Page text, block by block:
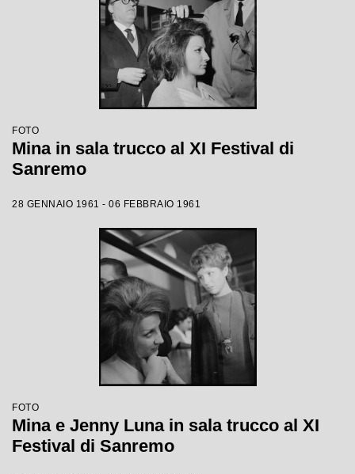
FOTO
Mina in sala trucco al XI Festival di
Sanremo
28 GENNAIO 1961 - 06 FEBBRAIO 1961
FOTO
Mina e Jenny Luna in sala trucco al XI
Festival di Sanremo